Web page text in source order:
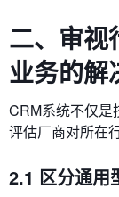
二、审视
业务的解
CRM系统不仅是
评估厂商对所在
2.1 区分通用